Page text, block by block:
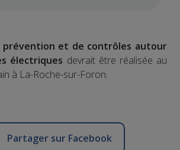
prévention et de contrôles autour
électriques devrait être réalisée au
à La-Roche-sur-Foron.
Partager sur Facebook